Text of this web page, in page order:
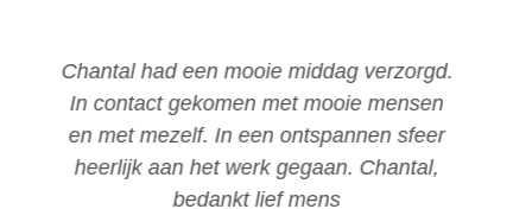
Chantal nam ons op een ontspannende,
inspirerende wijze mee door het middag
programma. De oefeningen werden
uitgebreid toegelicht en voorzien van
achtergrondinformatie. Ondanks dat het